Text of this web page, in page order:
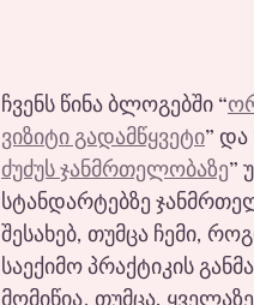
ჩვენს წინა ბლოგებში “
ვიზიტი გადამწყვეტი” და
ძუძუს ჯანმრთელობაზე”
სტანდარტებზე
შესახებ, თუმცა ჩემი,
საექიმო პრაქტიკის
მომიწია. თუმცა,